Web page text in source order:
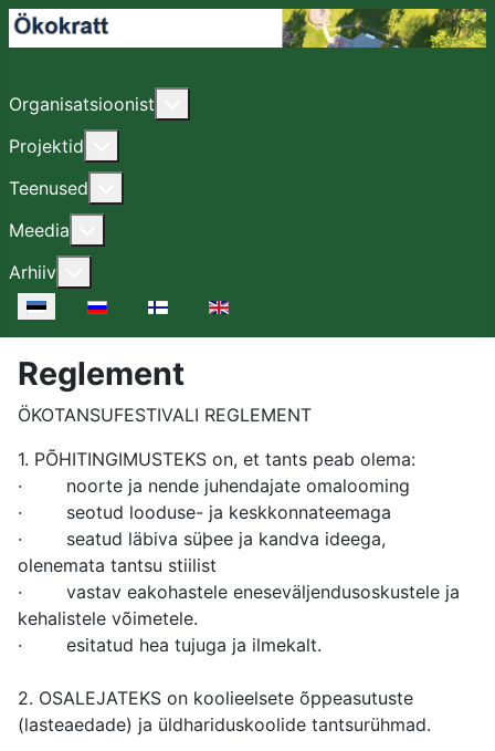
Organisatsioonist
Projektid
Teenused
Meedia
Arhiiv
Vali keel
Reglement
ÖKOTANSUFESTIVALI REGLEMENT
1. PÕHITINGIMUSTEKS on, et tants peab olema:
· noorte ja nende juhendajate omalooming
· seotud looduse- ja keskkonnateemaga
· seatud läbiva süþee ja kandva ideega,
olenemata tantsu stiilist
· vastav eakohastele eneseväljendusoskustele ja
kehalistele võimetele.
· esitatud hea tujuga ja ilmekalt.
2. OSALEJATEKS on koolieelsete õppeasutuste
(lasteaedade) ja üldhariduskoolide tantsurühmad.